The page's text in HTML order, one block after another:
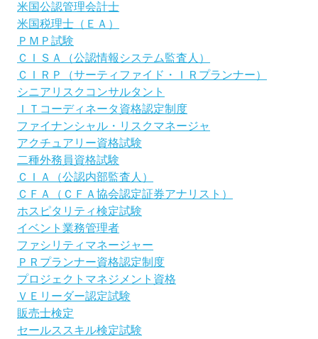
米国公認管理会計士
米国税理士（ＥＡ）
ＰＭＰ試験
ＣＩＳＡ（公認情報システム監査人）
ＣＩＲＰ（サーティファイド・ＩＲプランナー）
シニアリスクコンサルタント
ＩＴコーディネータ資格認定制度
ファイナンシャル・リスクマネージャ
アクチュアリー資格試験
二種外務員資格試験
ＣＩＡ（公認内部監査人）
ＣＦＡ（ＣＦＡ協会認定証券アナリスト）
ホスピタリティ検定試験
イベント業務管理者
ファシリティマネージャー
ＰＲプランナー資格認定制度
プロジェクトマネジメント資格
ＶＥリーダー認定試験
販売士検定
セールススキル検定試験